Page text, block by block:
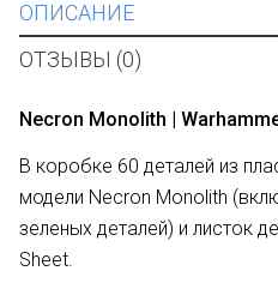
ОПИСАНИЕ
ОТЗЫВЫ (0)
Necron Monolith |
В коробке 60 деталей из
модели Necron Monolith
зеленых деталей) и листок
Sheet.